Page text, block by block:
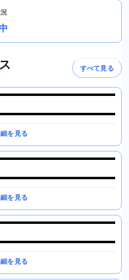
すべて見る
を見る
を見る
を見る